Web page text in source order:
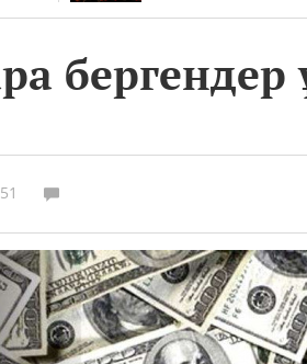
бергендер